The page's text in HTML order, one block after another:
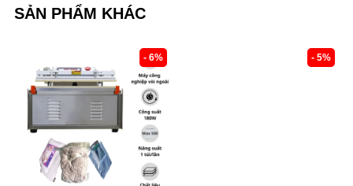
SẢN PHẨM KHÁC
- 6% - 5%